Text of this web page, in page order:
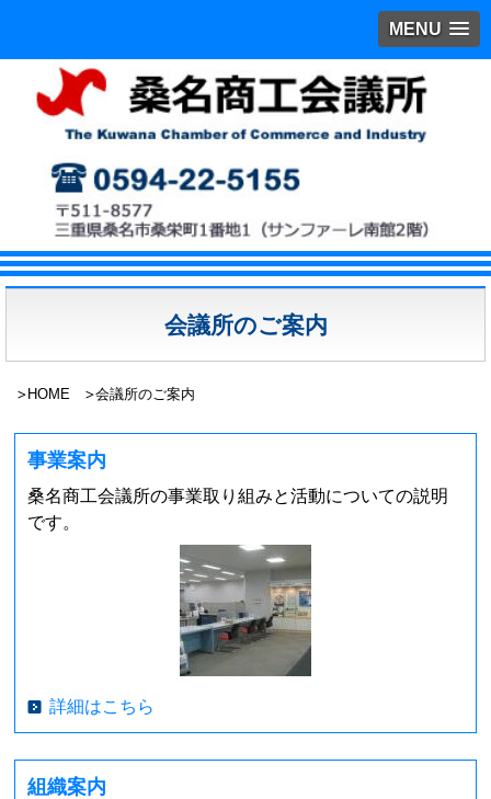
MENU
会議所のご案内
HOME 会議所のご案内
事業案内
桑名商工会議所の事業取り組みと活動についての説明
です。
詳細はこちら
組織案内